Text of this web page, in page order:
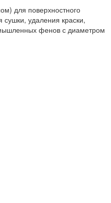
для поверхностного
сушки, удаления краски,
фенов с диаметром